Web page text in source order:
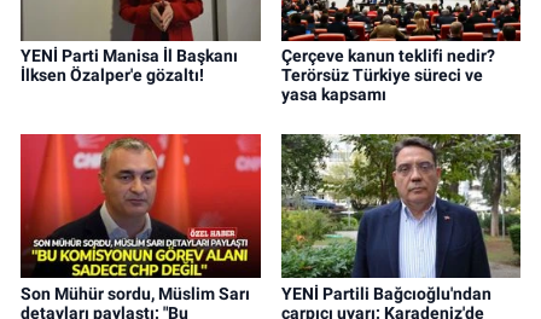
YENİ Parti Manisa İl Başkanı
İlksen Özalper'e gözaltı!
Çerçeve kanun teklifi nedir?
Terörsüz Türkiye süreci ve
yasa kapsamı
Son Mühür sordu, Müslim Sarı
detayları paylaştı: "Bu
YENİ Partili Bağcıoğlu'ndan
çarpıcı uyarı: Karadeniz'de